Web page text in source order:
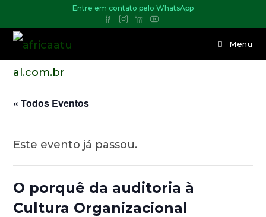
Entre em contato pelo WhatsApp
Menu
« Todos Eventos
Este evento já passou.
O porquê da auditoria à
Cultura Organizacional